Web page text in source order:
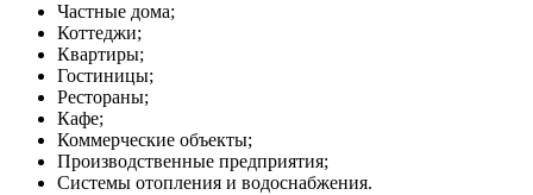
Частные дома;
Коттеджи;
Квартиры;
Гостиницы;
Рестораны;
Кафе;
Коммерческие объекты;
Производственные предприятия;
Системы отопления и водоснабжения.